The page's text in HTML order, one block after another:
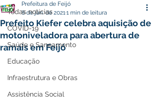
Todas notícias
COVID-19
Saúde e Saneamento
Educação
Infraestrutura e Obras
Assistência Social
Prefeito Kiefer celebra aquisição de
motoniveladora para abertura de
ramais em Feijó
Prefeitura de Feijó
8 de jan. de 20211 min de leitura